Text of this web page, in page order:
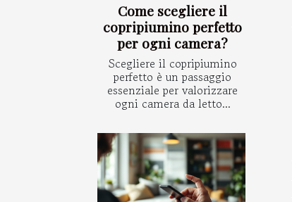
Come scegliere il
copripiumino perfetto
per ogni camera?
Scegliere il copripiumino
perfetto è un passaggio
essenziale per valorizzare
ogni camera da letto...